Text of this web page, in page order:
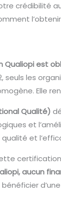
crédibilité
Qualiopi est
seuls les
Elle
Qualité)
et
et
aucun